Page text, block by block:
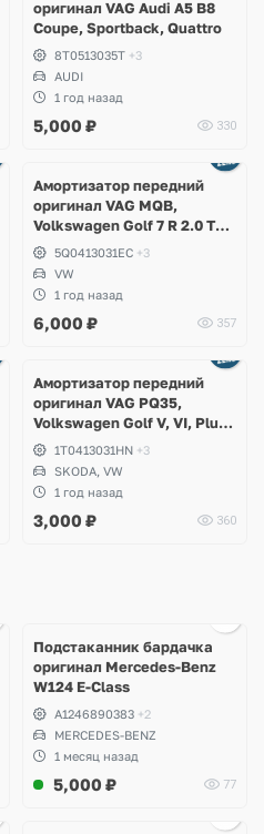
оригинал VAG Audi A5 B8
Coupe, Sportback, Quattro
8T0513035T +3
AUDI
1 год назад
5,000 ₽ 330
Амортизатор передний
оригинал VAG MQB,
Volkswagen Golf 7 R 2.0 TSI
4Motion
5Q0413031EC +3
VW
1 год назад
6,000 ₽ 357
Амортизатор передний
оригинал VAG PQ35,
Volkswagen Golf V, VI, Plus,
Jetta, Scirocco, Skoda
Octavia A5
1T0413031HN +3
SKODA, VW
1 год назад
3,000 ₽ 360
Подстаканник бардачка
оригинал Mercedes-Benz
W124 E-Class
A1246890383 +2
MERCEDES-BENZ
1 месяц назад
5,000 ₽ 77